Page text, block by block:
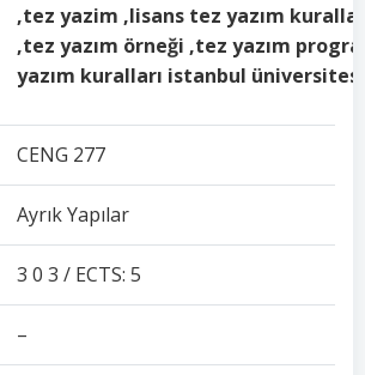
,tez yazim ,lisans tez yazım
,tez yazım örneği ,tez yazım
yazım kuralları istanbul
CENG 277
Ayrık Yapılar
3 0 3 / ECTS: 5
–